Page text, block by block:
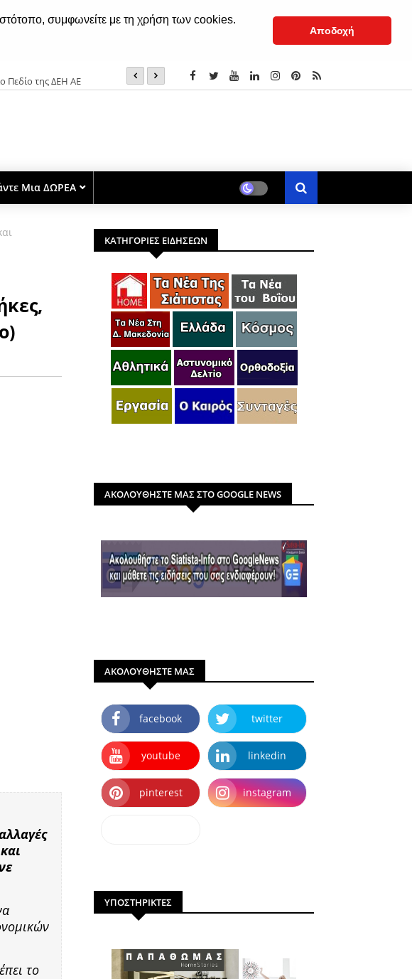
συμφωνείτε με τη χρήση των cookies.
Αποδοχή
Πεδίο της ΔΕΗ ΑΕ Marseaux Live στα Γρεβενά, την Παρασκευή 7
Μια ΔΩΡΕΑ
το
ΚΑΤΗΓΟΡΙΕΣ ΕΙΔΗΣΕΩΝ
ΑΚΟΛΟΥΘΗΣΤΕ ΜΑΣ ΣΤΟ GOOGLE NEWS
ΑΚΟΛΟΥΘΗΣΤΕ ΜΑΣ
facebook twitter
youtube linkedin
pinterest instagram
ΥΠΟΣΤΗΡΙΚΤΕΣ